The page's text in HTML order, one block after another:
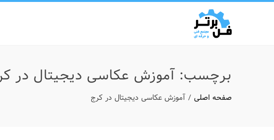
برچسب: آموزش عکاسی دیجیتال در
صفحه اصلی آموزش عکاسی دیجیتال در کرج